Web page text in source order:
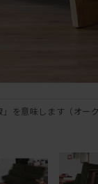
」を意味します（オー